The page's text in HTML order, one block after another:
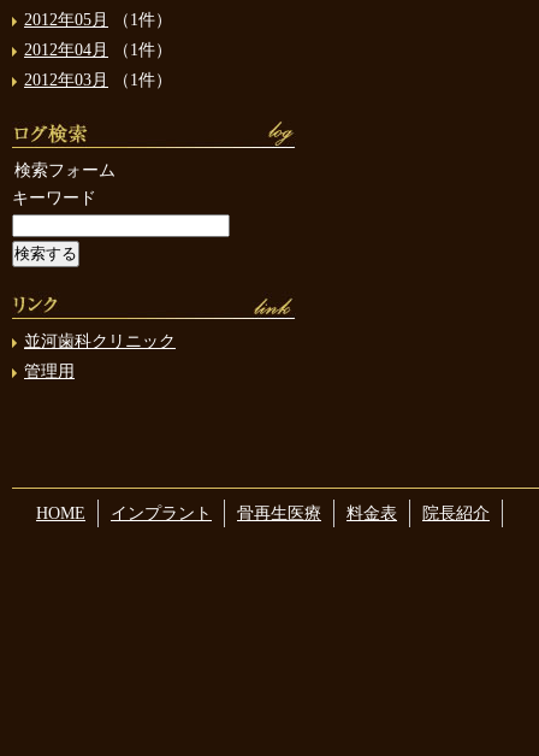
2012年05月
（1件）
2012年04月
（1件）
2012年03月
（1件）
検索フォーム
キーワード
並河歯科クリニック
管理用
HOME インプラント 骨再生医療 料金表 院長紹介